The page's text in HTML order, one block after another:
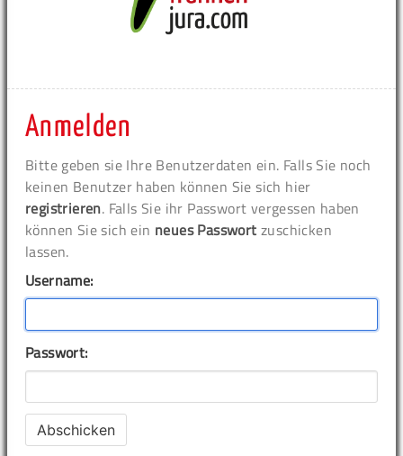
Anmelden
Bitte geben sie Ihre Benutzerdaten ein. Falls Sie noch
keinen Benutzer haben können Sie sich hier
registrieren. Falls Sie ihr Passwort vergessen haben
können Sie sich ein neues Passwort zuschicken
lassen.
Username:
Passwort: